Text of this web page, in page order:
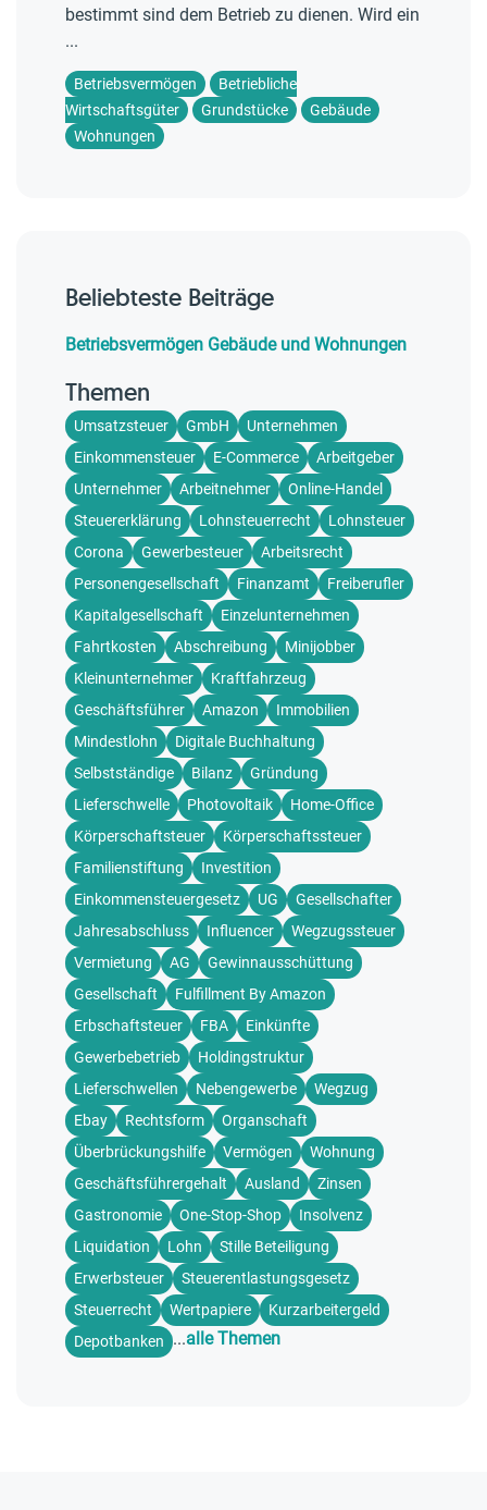
bestimmt sind dem Betrieb zu dienen. Wird ein
...
Betriebsvermögen
Betriebliche
Wirtschaftsgüter
Grundstücke
Gebäude
Wohnungen
Beliebteste Beiträge
Betriebsvermögen Gebäude und Wohnungen
Themen
Umsatzsteuer GmbH
Unternehmen
Einkommensteuer
E-Commerce
Arbeitgeber
Unternehmer
Arbeitnehmer
Online-Handel
Steuererklärung
Lohnsteuerrecht
Lohnsteuer
Corona
Gewerbesteuer
Arbeitsrecht
Personengesellschaft
Finanzamt
Freiberufler
Kapitalgesellschaft
Einzelunternehmen
Fahrtkosten
Abschreibung
Minijobber
Kleinunternehmer
Kraftfahrzeug
Geschäftsführer
Amazon
Immobilien
Mindestlohn
Digitale Buchhaltung
Selbstständige
Bilanz
Gründung
Lieferschwelle
Photovoltaik
Home-Office
Körperschaftsteuer
Körperschaftssteuer
Familienstiftung
Investition
Einkommensteuergesetz
UG
Gesellschafter
Jahresabschluss
Influencer
Wegzugssteuer
Vermietung
AG
Gewinnausschüttung
Gesellschaft
Fulfillment By Amazon
Erbschaftsteuer
FBA
Einkünfte
Gewerbebetrieb
Holdingstruktur
Lieferschwellen
Nebengewerbe
Wegzug
Ebay
Rechtsform
Organschaft
Überbrückungshilfe
Vermögen
Wohnung
Geschäftsführergehalt
Ausland
Zinsen
Gastronomie
One-Stop-Shop
Insolvenz
Liquidation
Lohn
Stille Beteiligung
Erwerbsteuer
Steuerentlastungsgesetz
Steuerrecht
Wertpapiere
Kurzarbeitergeld
Depotbanken
...alle Themen